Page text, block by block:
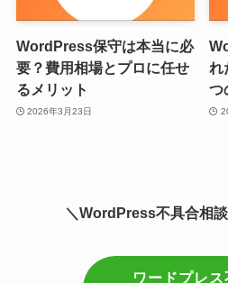
WordPress保守は本当に必
要？費用相場とプロに任せ
るメリット
2026年3月23日
れ
つ
＼WordPress不具合相
ワードプレス